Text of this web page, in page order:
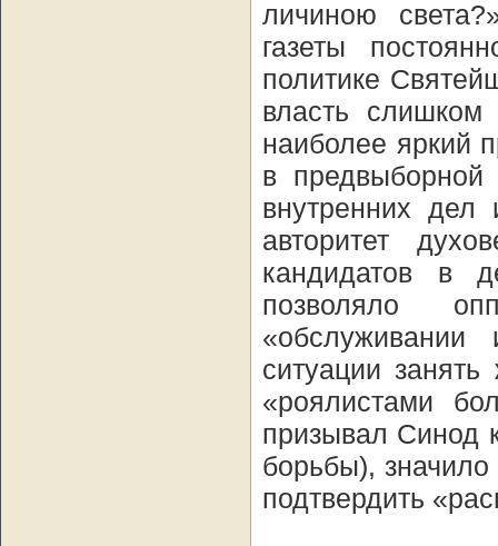
личиною
газеты
политике
власть слишком
наиболее яркий
в предвыборной
внутренних дел
авторитет
кандидатов в
позволяло
«обслуживании
ситуации
«роялистами
призывал Синод
борьбы),
подтвердить